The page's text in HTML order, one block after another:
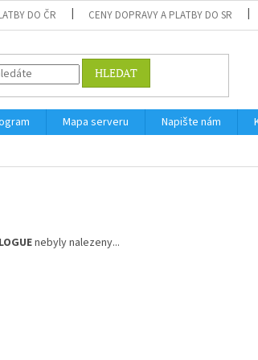
DO ČR CENY DOPRAVY A PLATBY DO SR
HLEDAT
Mapa serveru Napište nám
nebyly nalezeny...